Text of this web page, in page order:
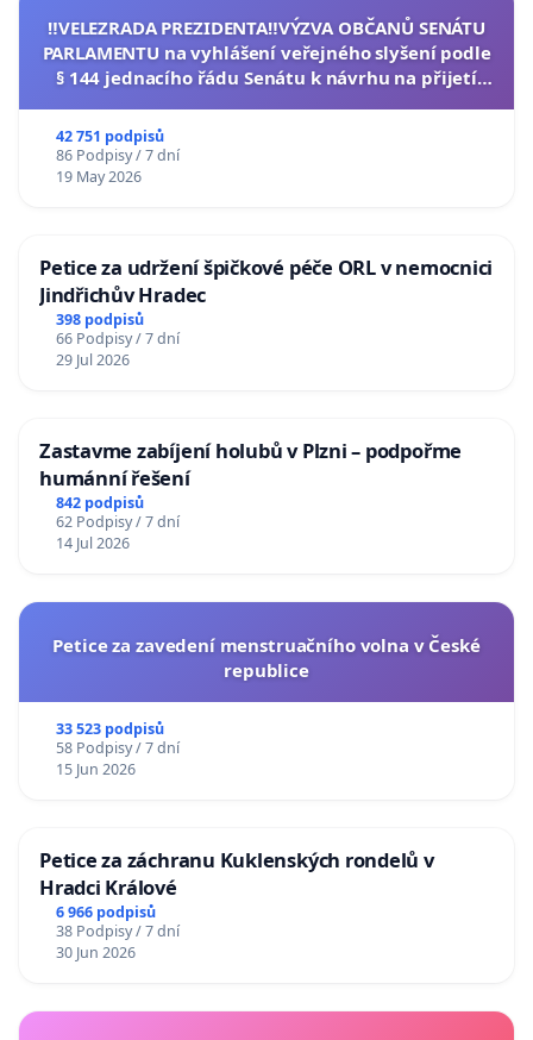
‼️VELEZRADA PREZIDENTA‼️VÝZVA OBČANŮ SENÁTU
PARLAMENTU na vyhlášení veřejného slyšení podle
§ 144 jednacího řádu Senátu k návrhu na přijetí
42 751 podpisů
86 Podpisy / 7 dní
19 May 2026
Petice za udržení špičkové péče ORL v nemocnici
Jindřichův Hradec
398 podpisů
66 Podpisy / 7 dní
29 Jul 2026
Zastavme zabíjení holubů v Plzni – podpořme
humánní řešení
842 podpisů
62 Podpisy / 7 dní
14 Jul 2026
Petice za zavedení menstruačního volna v České
republice
33 523 podpisů
58 Podpisy / 7 dní
15 Jun 2026
Petice za záchranu Kuklenských rondelů v
Hradci Králové
6 966 podpisů
38 Podpisy / 7 dní
30 Jun 2026